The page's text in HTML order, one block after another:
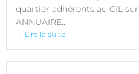
quartier adhérents au CIL
ANNUAIRE...
→ Lire la suite